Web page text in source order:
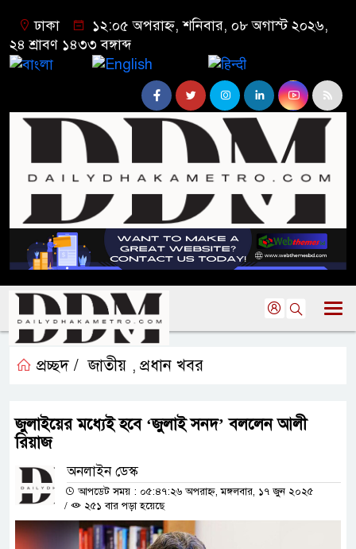
ঢাকা
১২:০৫ অপরাহ্ন, শনিবার, ০৮ অগাস্ট ২০২৬,
২৪ শ্রাবণ ১৪৩৩ বঙ্গাব্দ
প্রচ্ছদ / জাতীয় , প্রধান খবর
জুলাইয়ের মধ্যেই হবে ‘জুলাই সনদ’ বললেন আলী
রিয়াজ
অনলাইন ডেস্ক
আপডেট সময় : ০৫:৪৭:২৬ অপরাহ্ন, মঙ্গলবার, ১৭ জুন ২০২৫
/
২৫১ বার পড়া হয়েছে